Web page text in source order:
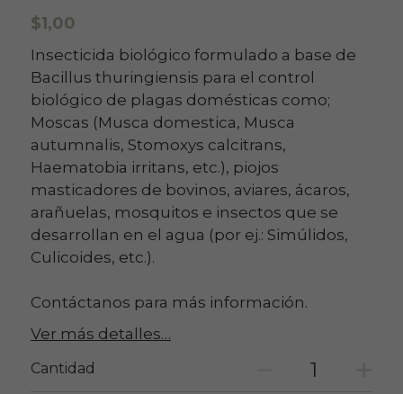
$1,00
Insecticida biológico formulado a base de
Bacillus thuringiensis para el control
biológico de plagas domésticas como;
Moscas (Musca domestica, Musca
autumnalis, Stomoxys calcitrans,
Haematobia irritans, etc.), piojos
masticadores de bovinos, aviares, ácaros,
arañuelas, mosquitos e insectos que se
desarrollan en el agua (por ej.: Simúlidos,
Culicoides, etc.).
Contáctanos para más información.
Ver más detalles…
Cantidad